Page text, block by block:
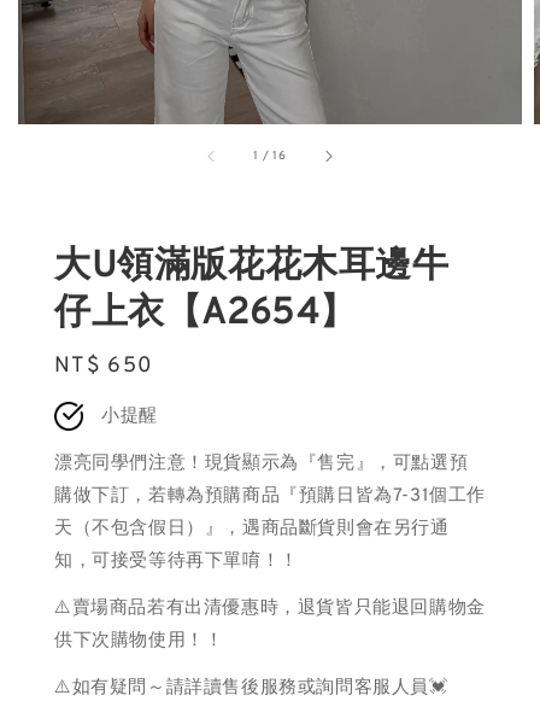
1 /16
大U領滿版花花木耳邊牛
仔上衣【A2654】
Regular
price
NT$ 650
小提醒
漂亮同學們注意！現貨顯示為『售完』，可點選預
購做下訂，若轉為預購商品『預購日皆為7-31個工作
天（不包含假日）』，遇商品斷貨則會在另行通
知，可接受等待再下單唷！！
⚠️賣場商品若有出清優惠時，退貨皆只能退回購物金
供下次購物使用！！
⚠️如有疑問～請詳讀售後服務或詢問客服人員💓